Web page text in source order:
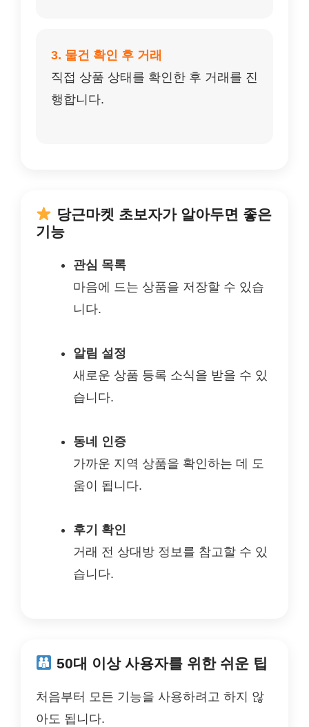
3. 물건 확인 후 거래
직접 상품 상태를 확인한 후 거래를 진
행합니다.
당근마켓 초보자가 알아두면 좋은
기능
관심 목록
마음에 드는 상품을 저장할 수 있습
니다.
알림 설정
새로운 상품 등록 소식을 받을 수 있
습니다.
동네 인증
가까운 지역 상품을 확인하는 데 도
움이 됩니다.
후기 확인
거래 전 상대방 정보를 참고할 수 있
습니다.
50대 이상 사용자를 위한 쉬운 팁
처음부터 모든 기능을 사용하려고 하지 않
아도 됩니다.